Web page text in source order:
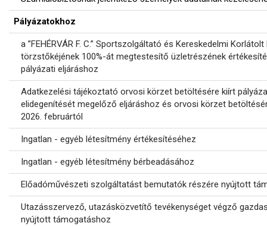
Pályázatokhoz
a ”FEHÉRVÁR F. C.” Sportszolgáltató és Kereskedelmi
törzstőkéjének 100%-át megtestesítő üzletrészének
pályázati eljáráshoz
Adatkezelési tájékoztató orvosi körzet betöltésére kiírt
elidegenítését megelőző eljáráshoz és orvosi körzet
2026. februártól
Ingatlan - egyéb létesítmény értékesítéséhez
Ingatlan - egyéb létesítmény bérbeadásához
Előadóművészeti szolgáltatást bemutatók részére nyújtott
Utazásszervező, utazásközvetítő tevékenységet végző
nyújtott támogatáshoz